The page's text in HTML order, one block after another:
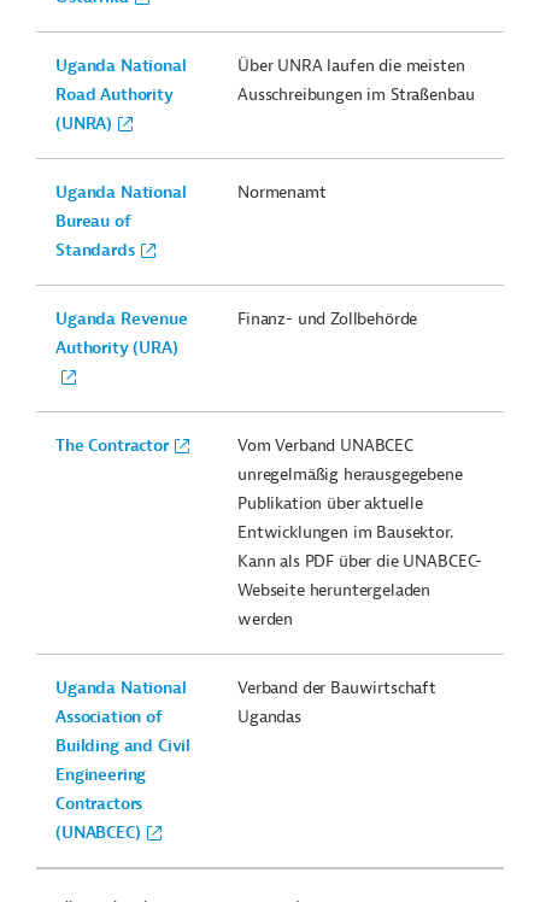
Uganda National
Road Authority
(UNRA)
Über UNRA laufen die meisten
Ausschreibungen im Straßenbau
Uganda National
Bureau of
Standards
Normenamt
Uganda Revenue
Authority (URA)
Finanz- und Zollbehörde
The Contractor
Vom Verband UNABCEC
unregelmäßig herausgegebene
Publikation über aktuelle
Entwicklungen im Bausektor.
Kann als PDF über die UNABCEC-
Webseite heruntergeladen
werden
Uganda National
Association of
Building and Civil
Engineering
Contractors
(UNABCEC)
Verband der Bauwirtschaft
Ugandas